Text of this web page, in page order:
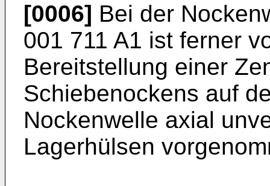
[0006] Bei der
001 711 A1 ist ferner
Bereitstellung einer
Schiebenockens auf
Nockenwelle axial
Lagerhülsen